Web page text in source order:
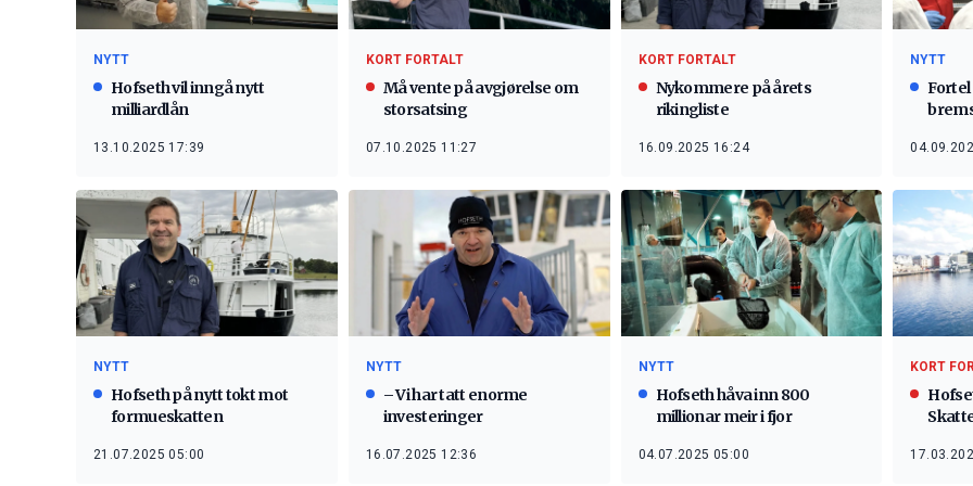
NYTT
Hofseth vil inngå nytt
milliardlån
13.10.2025 17:39
KORT FORTALT
Må vente på avgjørelse om
storsatsing
07.10.2025 11:27
KORT FORTALT
Nykommere på årets
rikingliste
16.09.2025 16:24
NYTT
NYTT
Hofseth på nytt tokt mot
formueskatten
21.07.2025 05:00
NYTT
– Vi har tatt enorme
investeringer
16.07.2025 12:36
NYTT
Hofseth håva inn 800
millionar meir i fjor
04.07.2025 05:00
KORT